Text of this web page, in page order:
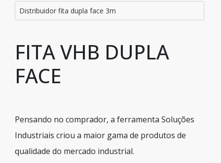
Distribuidor fita dupla face 3m
FITA VHB DUPLA
FACE
Pensando no comprador, a ferramenta Soluções
Industriais criou a maior gama de produtos de
qualidade do mercado industrial.